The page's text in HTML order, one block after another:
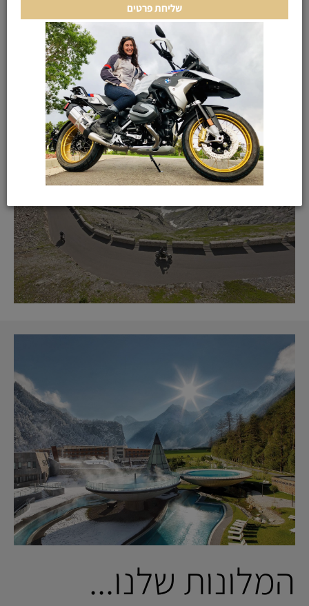
מאוד טכני לנהיגה עבור חובבי הנהיגה, עובר בנוף יפהפה עבור
חובבי הטבע והנוף, סלול טוב וכמובן מוביל אל הנקודה הבאה
שלא פחות יפה גם היא. במסע חוצה אירופה כל מסלולי הנהיגה
נבחרו אחד אחד לאחר ניסיון של שנים ובדיקת כל האפשרויות
האחרות. המסלולים מזוקקים ומדויקים.
המלונות שלנו...